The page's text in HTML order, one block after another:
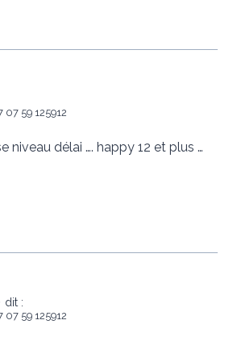
59 125912
niveau délai …. happy 12 et plus …
dit :
59 125912